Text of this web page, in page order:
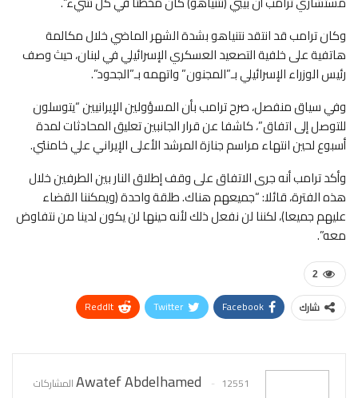
وكان ترامب قد انتقد نتنياهو بشدة الشهر الماضي خلال مكالمة
هاتفية على خلفية التصعيد العسكري الإسرائيلي في لبنان، حيث وصف
رئيس الوزراء الإسرائيلي بـ”المجنون” واتهمه بـ”الجحود”.
وفي سياق منفصل، صرح ترامب بأن المسؤولين الإيرانيين “يتوسلون
للتوصل إلى اتفاق”، كاشفا عن قرار الجانبين تعليق المحادثات لمدة
أسبوع لحين انتهاء مراسم جنازة المرشد الأعلى الإيراني علي خامنئي.
وأكد ترامب أنه جرى الاتفاق على وقف إطلاق النار بين الطرفين خلال
هذه الفترة، قائلا: “جميعهم هناك. طلقة واحدة (ويمكننا القضاء
عليهم جميعا)، لكننا لن نفعل ذلك لأنه حينها لن يكون لدينا من نتفاوض
معه”.
2
شارك Facebook
Twitter
ReddIt
Awatef Abdelhamed
12551 المشاركات